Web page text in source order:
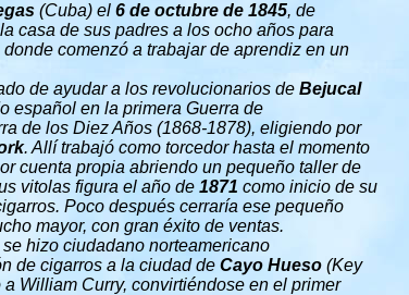
(Cuba) el 6 de octubre de 1845, de
casa de sus padres a los ocho años para
donde comenzó a trabajar de aprendiz en un
de ayudar a los revolucionarios de Bejucal
español en la primera Guerra de
de los Diez Años (1868-1878), eligiendo por
. Allí trabajó como torcedor hasta el momento
cuenta propia abriendo un pequeño taller de
vitolas figura el año de 1871 como inicio de su
Poco después cerraría ese pequeño
mayor, con gran éxito de ventas.
se hizo ciudadano norteamericano
de cigarros a la ciudad de Cayo Hueso (Key
William Curry, convirtiéndose en el primer